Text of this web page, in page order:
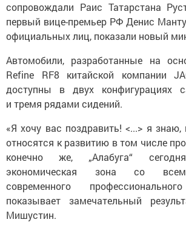
сопровождали Раис Татарстана
первый вице-премьер РФ Денис
официальных лиц, показали новый
Автомобили, разработанные на
Refine RF8 китайской компании
доступны в двух конфигурациях
и тремя рядами сидений.
«Я хочу вас поздравить! <...> я знаю,
относятся к развитию в том числе
конечно же, „Алабуга“
экономическая зона со
современного
показывает замечательный
Мишустин.